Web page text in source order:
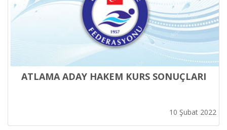
ATLAMA ADAY HAKEM KURS SONUÇLARI
10 Şubat 2022